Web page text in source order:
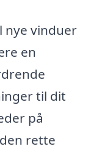
nye vinduer
en
til dit
på
rette